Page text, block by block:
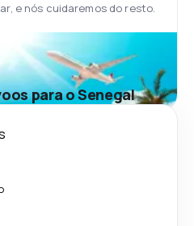
e nós cuidaremos do resto.
para o Senegal